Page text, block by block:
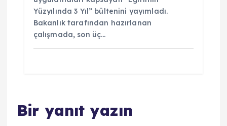
Yüzyılında 3 Yıl” bültenini yayımladı.
Bakanlık tarafından hazırlanan
çalışmada, son üç…
Bir yanıt yazın